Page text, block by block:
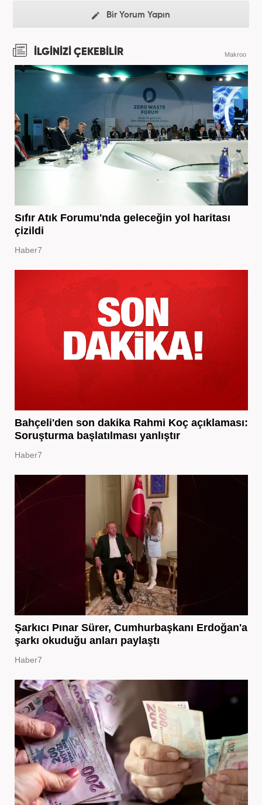
Bir Yorum Yapın
İLGİNİZİ ÇEKEBİLİR Makroo
Sıfır Atık Forumu'nda geleceğin yol haritası
çizildi
Haber7
Bahçeli'den son dakika Rahmi Koç açıklaması:
Soruşturma başlatılması yanlıştır
Haber7
Şarkıcı Pınar Sürer, Cumhurbaşkanı Erdoğan'a
şarkı okuduğu anları paylaştı
Haber7